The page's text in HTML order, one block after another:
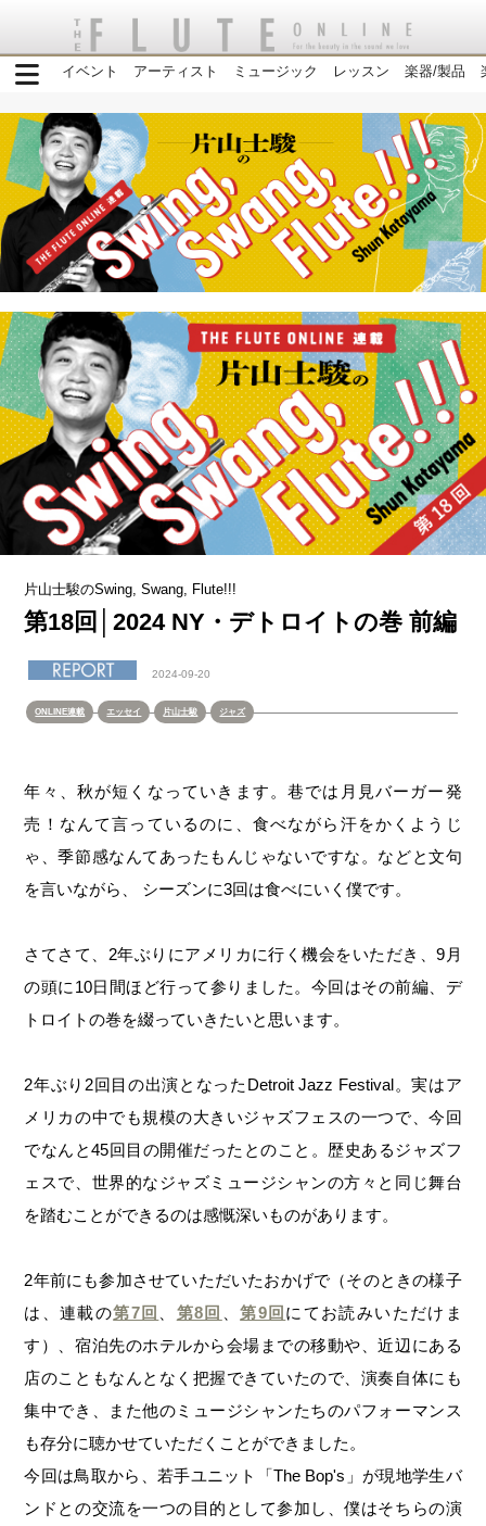
イベント アーティスト ミュージック レッスン 楽器/製品
片山士駿のSwing, Swang, Flute!!!
第18回│2024 NY・デトロイトの巻 前編
2024-09-20
ONLINE連載 エッセイ 片山士駿 ジャズ
年々、秋が短くなっていきます。巷では月見バーガー発
売！なんて言っているのに、食べながら汗をかくようじ
ゃ、季節感なんてあったもんじゃないですな。などと文句
を言いながら、 シーズンに3回は食べにいく僕です。
さてさて、2年ぶりにアメリカに行く機会をいただき、9月
の頭に10日間ほど行って参りました。今回はその前編、デ
トロイトの巻を綴っていきたいと思います。
2年ぶり2回目の出演となったDetroit Jazz Festival。実はア
メリカの中でも規模の大きいジャズフェスの一つで、今回
でなんと45回目の開催だったとのこと。歴史あるジャズフ
ェスで、世界的なジャズミュージシャンの方々と同じ舞台
を踏むことができるのは感慨深いものがあります。
2年前にも参加させていただいたおかげで（そのときの様子
は、連載の第7回 第8回 、第9回 にてお読みいただけま
す）、宿泊先のホテルから会場までの移動や、近辺にある
店のこともなんとなく把握できていたので、演奏自体にも
集中でき、また他のミュージシャンたちのパフォーマンス
も存分に聴かせていただくことができました。
今回は鳥取から、若手ユニット「The Bop's」が現地学生バ
ンドとの交流を一つの目的として参加し、僕はそちらの演